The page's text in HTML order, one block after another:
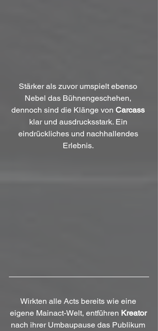
Stärker als zuvor umspielt ebenso
Nebel das Bühnengeschehen,
dennoch sind die Klänge von Carcass
klar und ausdrucksstark. Ein
eindrückliches und nachhallendes
Erlebnis.
Wirkten alle Acts bereits wie eine
eigene Mainact-Welt, entführen Kreator
nach ihrer Umbaupause das Publikum